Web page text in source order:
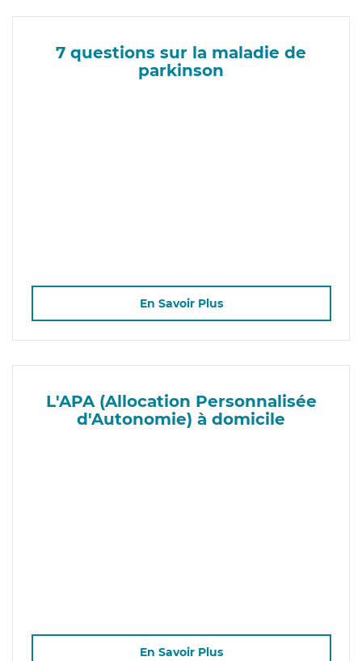
7 questions sur la maladie de
parkinson
En Savoir Plus
L'APA (Allocation Personnalisée
d'Autonomie) à domicile
En Savoir Plus